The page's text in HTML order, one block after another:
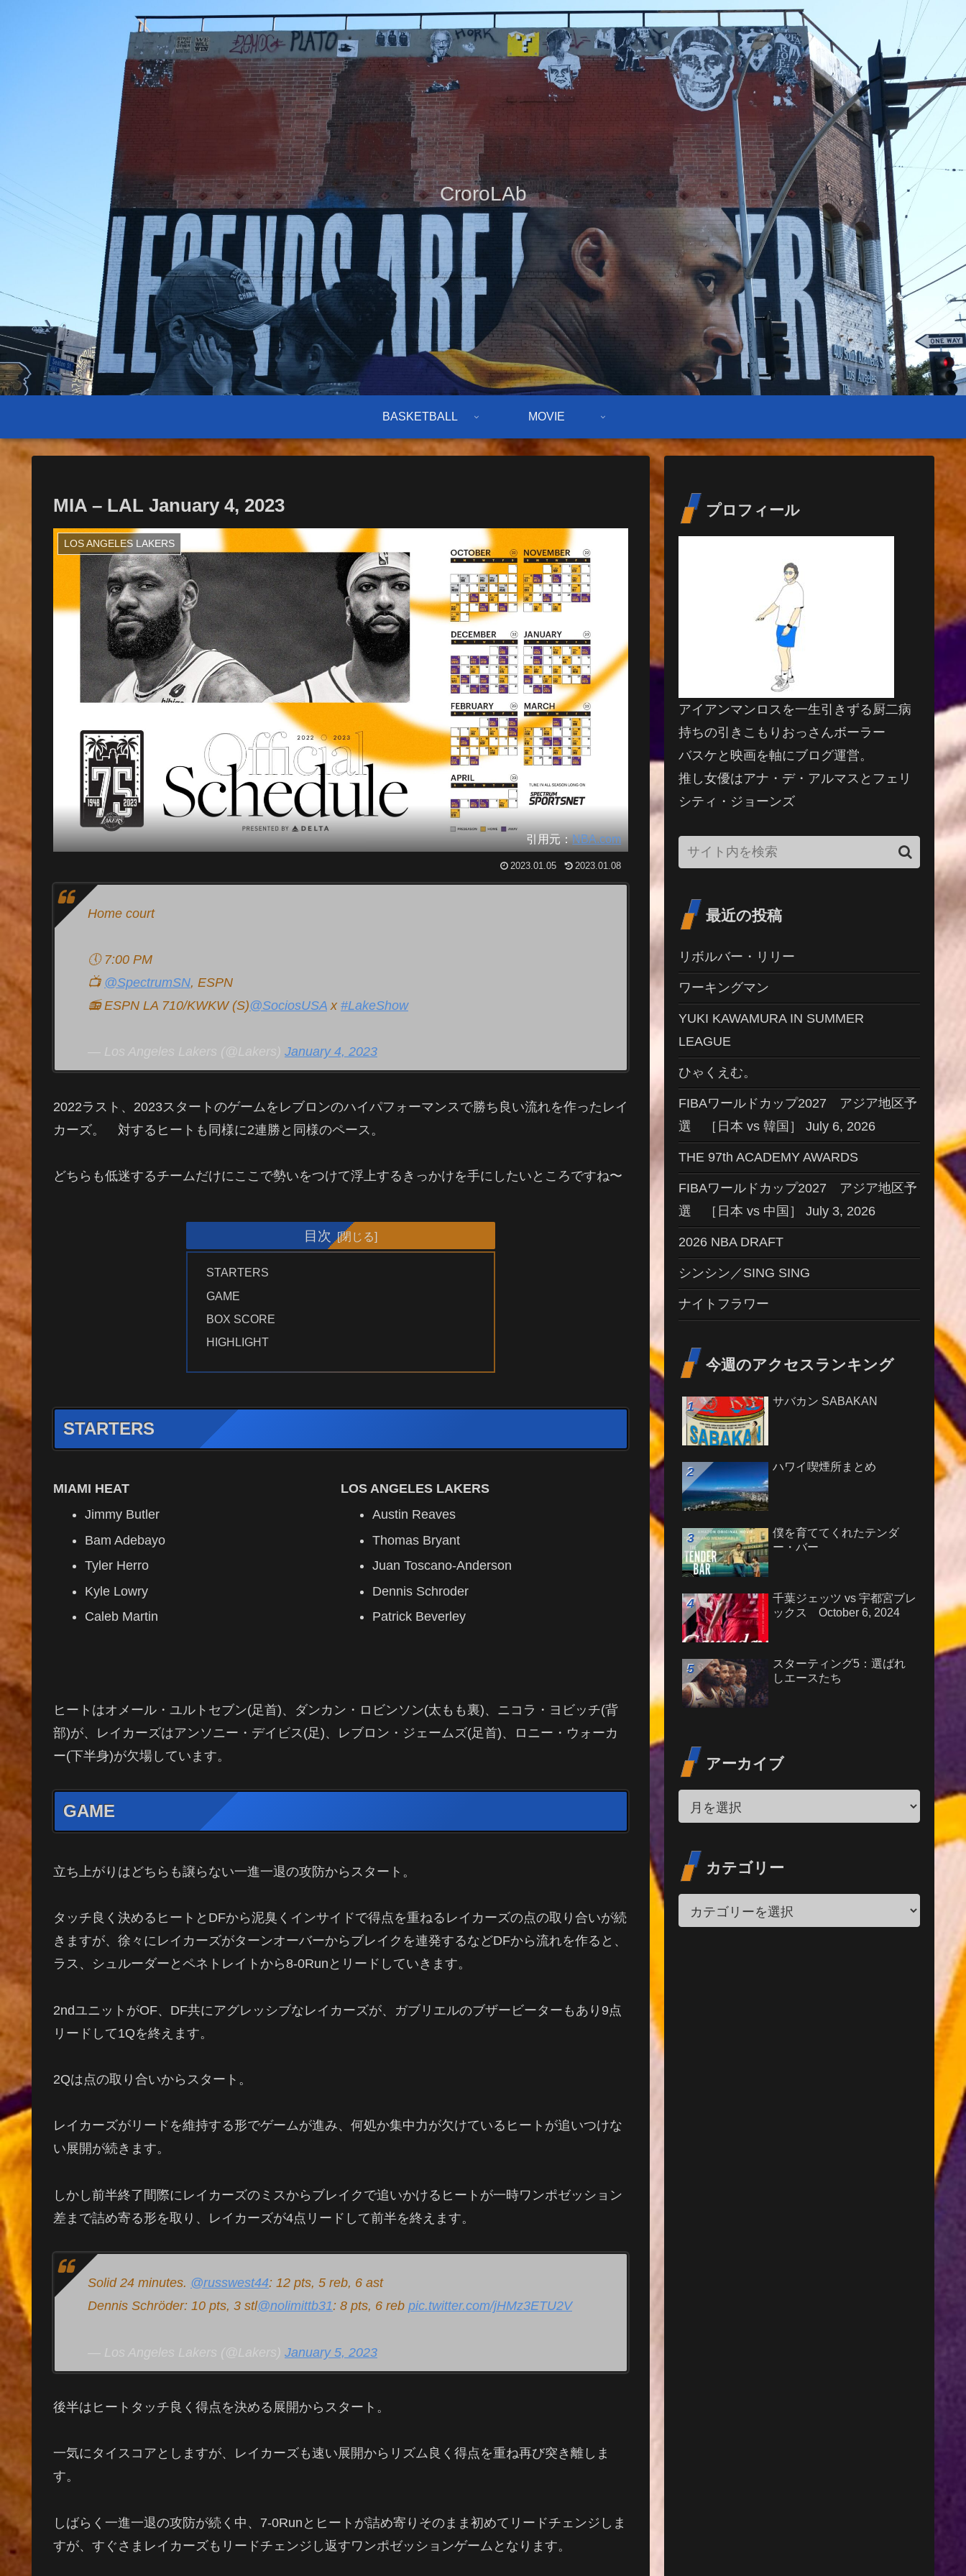
CroroLAb
BASKETBALL MOVIE
MIA – LAL January 4, 2023
LOS ANGELES LAKERS
引用元：NBA.com
2023.01.05 2023.01.08
Home court
🕔 7:00 PM
📺 @SpectrumSN, ESPN
📻 ESPN LA 710/KWKW (S)@SociosUSA x #LakeShow
— Los Angeles Lakers (@Lakers) January 4, 2023
2022ラスト、2023スタートのゲームをレブロンのハイパフォーマンスで勝ち良い流れを作ったレイ
カーズ。 対するヒートも同様に2連勝と同様のペース。
どちらも低迷するチームだけにここで勢いをつけて浮上するきっかけを手にしたいところですね〜
目次
STARTERS
GAME
BOX SCORE
HIGHLIGHT
STARTERS
MIAMI HEAT
Jimmy Butler
Bam Adebayo
Tyler Herro
Kyle Lowry
Caleb Martin
LOS ANGELES LAKERS
Austin Reaves
Thomas Bryant
Juan Toscano-Anderson
Dennis Schroder
Patrick Beverley
ヒートはオメール・ユルトセブン(足首)、ダンカン・ロビンソン(太もも裏)、ニコラ・ヨビッチ(背
部)が、レイカーズはアンソニー・デイビス(足)、レブロン・ジェームズ(足首)、ロニー・ウォーカ
ー(下半身)が欠場しています。
GAME
立ち上がりはどちらも譲らない一進一退の攻防からスタート。
タッチ良く決めるヒートとDFから泥臭くインサイドで得点を重ねるレイカーズの点の取り合いが続
きますが、徐々にレイカーズがターンオーバーからブレイクを連発するなどDFから流れを作ると、
ラス、シュルーダーとペネトレイトから8-0Runとリードしていきます。
2ndユニットがOF、DF共にアグレッシブなレイカーズが、ガブリエルのブザービーターもあり9点
リードして1Qを終えます。
2Qは点の取り合いからスタート。
レイカーズがリードを維持する形でゲームが進み、何処か集中力が欠けているヒートが追いつけな
い展開が続きます。
しかし前半終了間際にレイカーズのミスからブレイクで追いかけるヒートが一時ワンポゼッション
差まで詰め寄る形を取り、レイカーズが4点リードして前半を終えます。
Solid 24 minutes. @russwest44: 12 pts, 5 reb, 6 ast
Dennis Schröder: 10 pts, 3 stl@nolimittb31: 8 pts, 6 reb pic.twitter.com/jHMz3ETU2V
— Los Angeles Lakers (@Lakers) January 5, 2023
後半はヒートタッチ良く得点を決める展開からスタート。
一気にタイスコアとしますが、レイカーズも速い展開からリズム良く得点を重ね再び突き離しま
す。
しばらく一進一退の攻防が続く中、7-0Runとヒートが詰め寄りそのまま初めてリードチェンジしま
すが、すぐさまレイカーズもリードチェンジし返すワンポゼッションゲームとなります。
プロフィール
アイアンマンロスを一生引きずる厨二病
持ちの引きこもりおっさんボーラー
バスケと映画を軸にブログ運営。
推し女優はアナ・デ・アルマスとフェリ
シティ・ジョーンズ
最近の投稿
リボルバー・リリー
ワーキングマン
YUKI KAWAMURA IN SUMMER
LEAGUE
ひゃくえむ。
FIBAワールドカップ2027 アジア地区予
選 ［日本 vs 韓国］ July 6, 2026
THE 97th ACADEMY AWARDS
FIBAワールドカップ2027 アジア地区予
選 ［日本 vs 中国］ July 3, 2026
2026 NBA DRAFT
シンシン／SING SING
ナイトフラワー
今週のアクセスランキング
サバカン SABAKAN
ハワイ喫煙所まとめ
僕を育ててくれたテンダ
ー・バー
千葉ジェッツ vs 宇都宮ブレ
ックス October 6, 2024
スターティング5：選ばれ
しエースたち
アーカイブ
カテゴリー